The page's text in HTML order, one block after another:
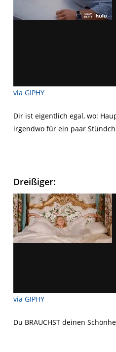
via GIPHY
Dir ist eigentlich egal, wo:
irgendwo für ein paar
Dreißiger:
via GIPHY
Du BRAUCHST deinen